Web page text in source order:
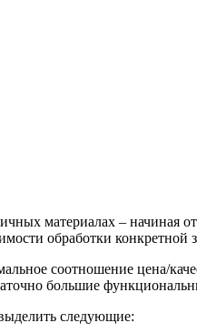
материалах – начиная
обработки конкретной
соотношение цена/
большие
следующие: